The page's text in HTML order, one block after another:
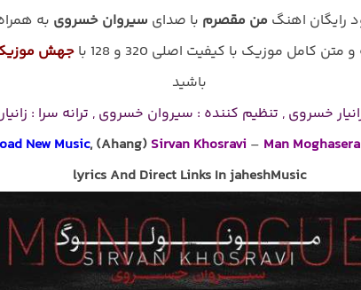
رایگان اهنگ من مقصرم با صدای سیروان خسروی به
متن کامل موزیک با کیفیت اصلی 320 و 128 با
جهش
باشید
خسروی , تنظیم کننده : سیروان خسروی , ترانه سرا :
New Music, (Ahang) Sirvan Khosravi – Man
lyrics And Direct Links In jaheshMusic